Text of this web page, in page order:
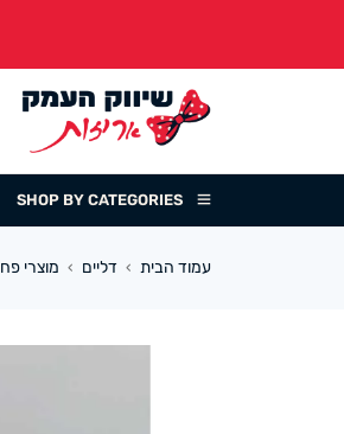
SHOP BY CATEGORIES
עמוד הבית › דליים › מוצרי פח